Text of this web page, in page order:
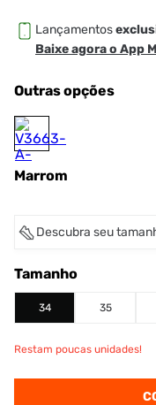
Lançamentos
Baixe agora o App
Outras opções
Marrom
Descubra seu
Tamanho
34 35
Restam poucas unidades!